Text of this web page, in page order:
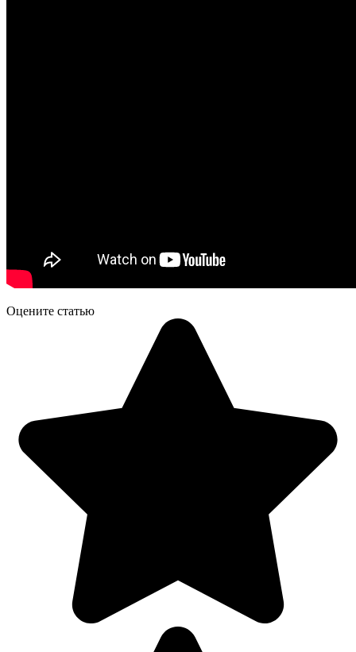
Оцените статью